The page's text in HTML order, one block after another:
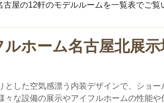
屋の12軒のモデルルームを一覧表でご覧
ルホーム名古屋北展示
とした空気感漂う内装デザインで、ショ
々な設備の展示やアイフルホームの性能